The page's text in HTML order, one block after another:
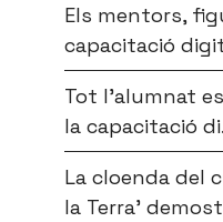
Els mentors,
capacitació
Tot l’alumnat
la capacitació
La cloenda del
la Terra’